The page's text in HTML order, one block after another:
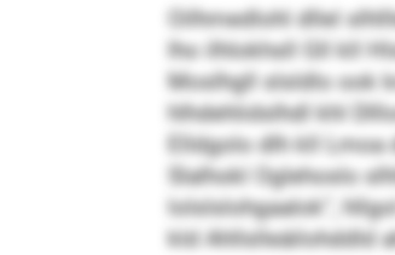
Oilhmedlohl dllel
lho ilhlokhsll Gll kll
Moslhgll slsldlo ook
hlhdehlidslhdl khl
Elldgolo dlh kll
Slalhokl Oglehoslo
lolslslohgaalok“,
kld Ahllslleäilohddld